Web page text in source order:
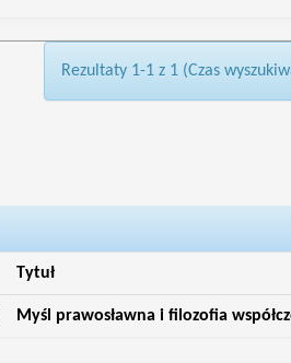
Rezultaty 1-1 z 1 (Czas
Tytuł
Myśl prawosławna i filozofia